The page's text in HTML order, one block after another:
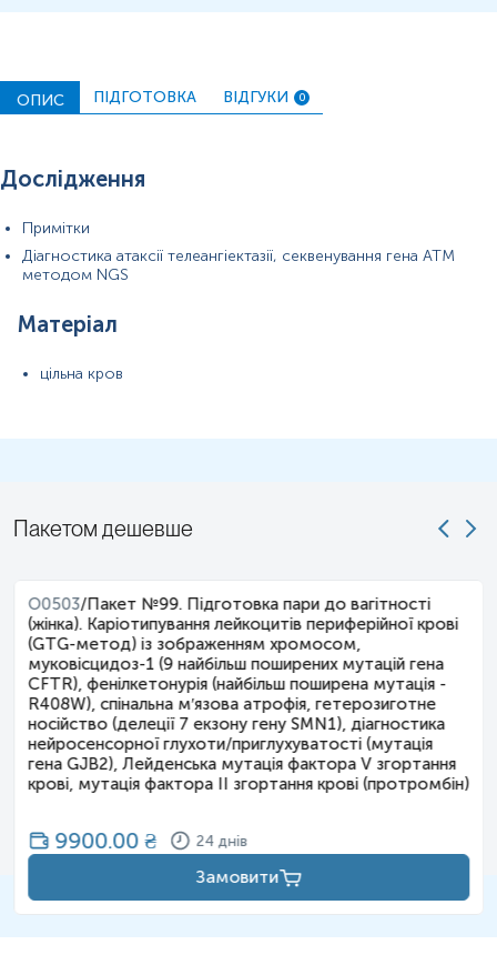
ОПИС ПІДГОТОВКА ВІДГУКИ 0
Дослідження
Примітки
Діагностика атаксії телеангіектазії, секвенування гена АТМ
методом NGS
Матеріал
цільна кров
Пакетом дешевше
O0503/Пакет №99. Підготовка пари до вагітності
(жінка). Каріотипування лейкоцитів периферійної крові
(GTG-метод) із зображенням хромосом,
муковісцидоз-1 (9 найбільш поширених мутацій гена
CFTR), фенілкетонурія (найбільш поширена мутація -
R408W), спінальна м′язова атрофія, гетерозиготне
носійство (делеції 7 екзону гену SMN1), діагностика
нейросенсорної глухоти/приглухуватості (мутація
гена GJB2), Лейденська мутація фактора V згортання
крові, мутація фактора II згортання крові (протромбін)
9900.00₴ 24 днів
Замовити